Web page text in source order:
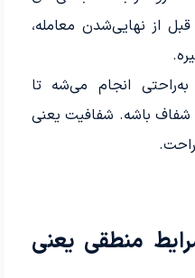
قبل از نهایی‌شدن معامله،
انجام می‌شه تا
باشه. شفافیت یعنی
راحت.
منطقی یعنی